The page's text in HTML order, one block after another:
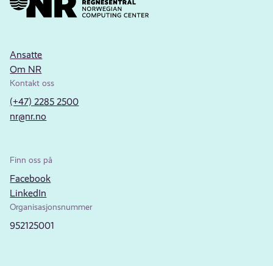
Ansatte
Om NR
Kontakt oss
(+47) 2285 2500
nr@nr.no
Finn oss på
Facebook
LinkedIn
Organisasjonsnummer
952125001